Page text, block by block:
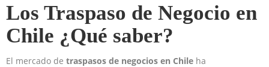
Los Traspaso de Negocio en
Chile ¿Qué saber?
El mercado de traspasos de negocios en Chile ha